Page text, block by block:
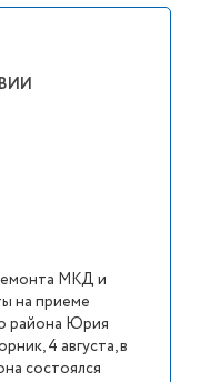
МКД и
на приеме
района Юрия
4 августа, в
состоялся